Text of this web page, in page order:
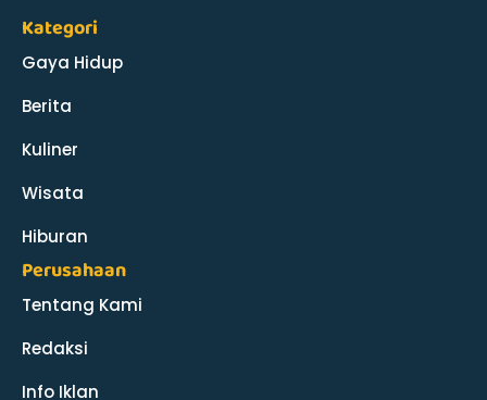
Kategori
Gaya Hidup
Berita
Kuliner
Wisata
Hiburan
Perusahaan
Tentang Kami
Redaksi
Info Iklan